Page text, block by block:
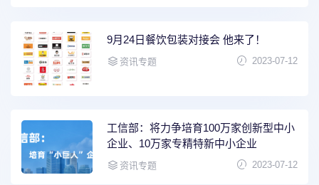
9月24日餐饮包装对接会 他来了！
资讯专题 2023-07-12
工信部：将力争培育100万家创新型中小
企业、10万家专精特新中小企业
资讯专题 2023-07-12